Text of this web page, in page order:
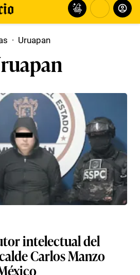
· Uruapan
intelectual del
Carlos Manzo